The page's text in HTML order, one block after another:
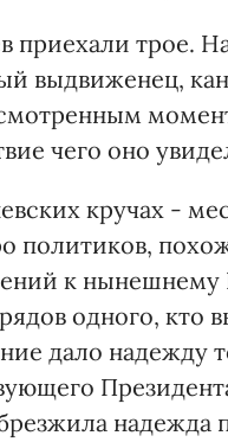
приехали трое.
выдвиженец,
чего оно
кручах -
политиков,
к нынешнему
одного, кто
дало надежду
надежда